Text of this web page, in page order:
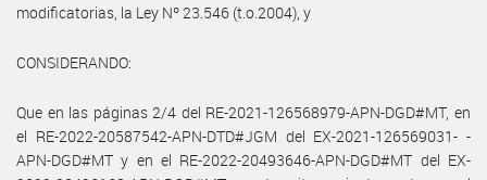
modificatorias, la Ley Nº 23.546 (t.o.2004), y
CONSIDERANDO:
Que en las páginas 2/4 del RE-2021-126568979-APN-DGD#MT, en
el RE-2022-20587542-APN-DTD#JGM del EX-2021-126569031- -
APN-DGD#MT y en el RE-2022-20493646-APN-DGD#MT del EX-